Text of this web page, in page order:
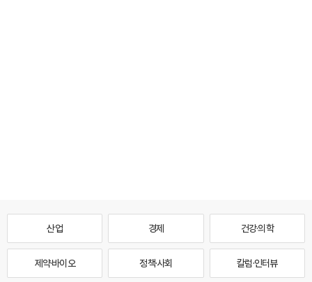
산업 경제 건강·의학
제약·바이오 정책·사회 칼럼·인터뷰